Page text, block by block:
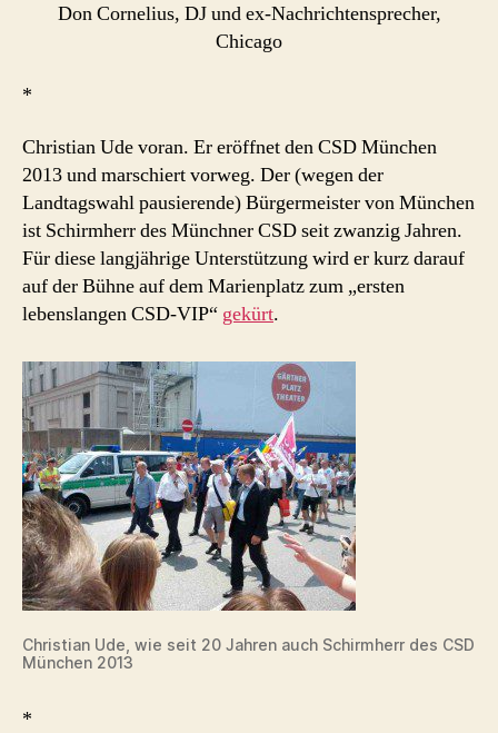
Don Cornelius, DJ und ex-Nachrichtensprecher,
Chicago
*
Christian Ude voran. Er eröffnet den CSD München
2013 und marschiert vorweg. Der (wegen der
Landtagswahl pausierende) Bürgermeister von München
ist Schirmherr des Münchner CSD seit zwanzig Jahren.
Für diese langjährige Unterstützung wird er kurz darauf
auf der Bühne auf dem Marienplatz zum „ersten
lebenslangen CSD-VIP“ gekürt.
Christian Ude, wie seit 20 Jahren auch Schirmherr des CSD
München 2013
*